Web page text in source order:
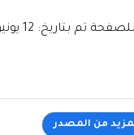
بتاريخ: 12 يونيو 2026 14:47
من المصدر